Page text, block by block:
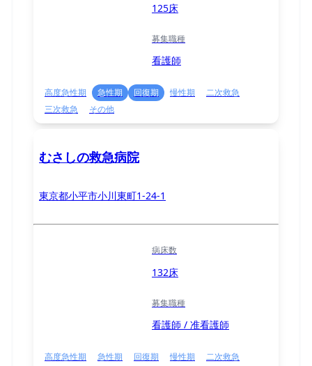
125床
募集職種
看護師
高度急性期 急性期 回復期 慢性期
二次救急
三次救急
その他
むさしの救急病院
東京都小平市小川東町1-24-1
病床数
132床
募集職種
看護師 / 准看護師
高度急性期 急性期 回復期 慢性期
二次救急